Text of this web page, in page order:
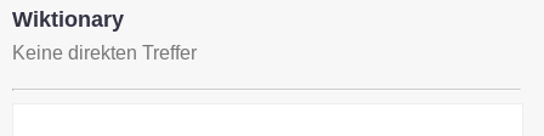
Wiktionary
Keine direkten Treffer